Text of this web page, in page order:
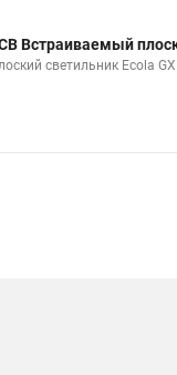
Встраиваемый
светильник Ecola